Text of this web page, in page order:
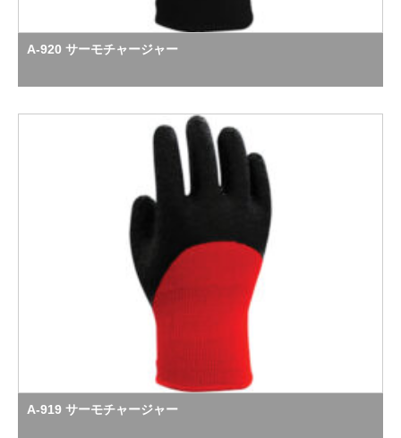
A-920 サーモチャージャー
A-919 サーモチャージャー